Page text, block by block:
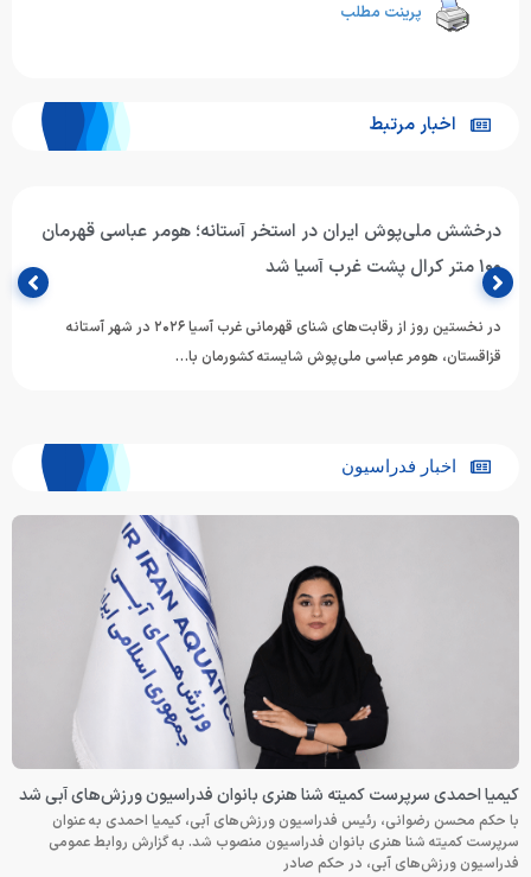
پرینت مطلب
اخبار مرتبط
درخشش ملی‌پوش ایران در استخر آستانه؛ هومر عباسی قهرمان
۱۰۰ متر کرال پشت غرب آسیا شد
در نخستین روز از رقابت‌های شنای قهرمانی غرب آسیا ۲۰۲۶ در شهر آستانه
قزاقستان، هومر عباسی ملی‌پوش شایسته کشورمان با…
اخبار فدراسیون
کیمیا احمدی سرپرست کمیته شنا هنری بانوان فدراسیون ورزش‌های آبی شد
با حکم محسن رضوانی، رئیس فدراسیون ورزش‌های آبی، کیمیا احمدی به عنوان
سرپرست کمیته شنا هنری بانوان فدراسیون منصوب شد. به گزارش روابط عمومی
فدراسیون ورزش‌های آبی، در حکم صادر